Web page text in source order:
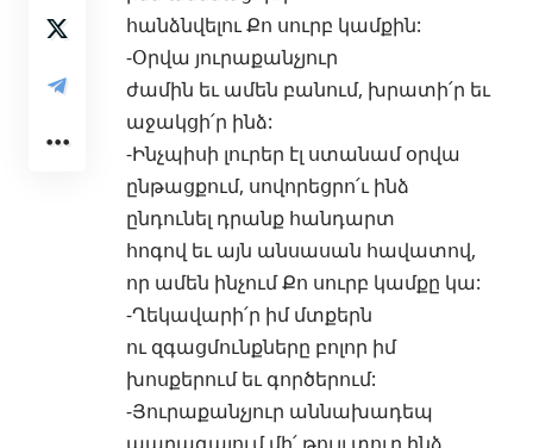
հանձնվելու Քո սուրբ կամքին:
-Օրվա յուրաքանչյուր
ժամին եւ ամեն բանում, խրատի՛ր եւ
աջակցի՛ր ինձ:
-Ինչպիսի լուրեր էլ ստանամ օրվա
ընթացքում, սովորեցրո՛ւ ինձ
ընդունել դրանք հանդարտ
հոգով եւ այն անսասան հավատով,
որ ամեն ինչում Քո սուրբ կամքը կա:
-Ղեկավարի՛ր իմ մտքերն
ու զգացմունքները բոլոր իմ
խոսքերում եւ գործերում:
-Յուրաքանչյուր աննախադեպ